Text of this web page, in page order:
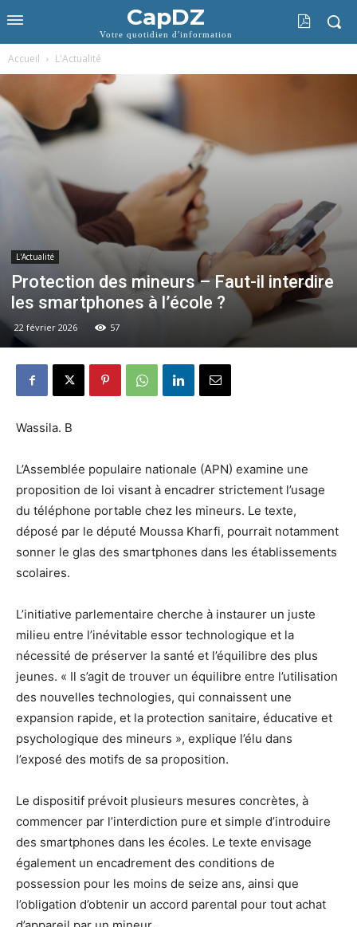
CapDZ
Votre quotidien d'information
Accueil L'Actualité
L'Actualité
Protection des mineurs – Faut-il interdire
les smartphones à l’école ?
22 février 2026 57
Wassila. B
L’Assemblée populaire nationale (APN) examine une
proposition de loi visant à encadrer strictement l’usage
du téléphone portable chez les mineurs. Le texte,
déposé par le député Moussa Kharfi, pourrait notamment
sonner le glas des smartphones dans les établissements
scolaires.
L’initiative parlementaire cherche à instaurer un juste
milieu entre l’inévitable essor technologique et la
nécessité de préserver la santé et l’équilibre des plus
jeunes. « Il s’agit de trouver un équilibre entre l’utilisation
des nouvelles technologies, qui connaissent une
expansion rapide, et la protection sanitaire, éducative et
psychologique des mineurs », explique l’élu dans
l’exposé des motifs de sa proposition.
Le dispositif prévoit plusieurs mesures concrètes, à
commencer par l’interdiction pure et simple d’introduire
des smartphones dans les écoles. Le texte envisage
également un encadrement des conditions de
possession pour les moins de seize ans, ainsi que
l’obligation d’obtenir un accord parental pour tout achat